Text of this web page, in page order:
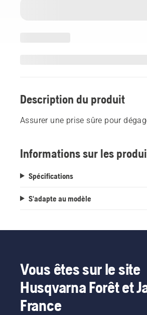
Description du produit
Assurer une prise sûre pour
Informations sur les
Spécifications
S'adapte au modèle
Vous êtes sur le site
Husqvarna Forêt et
France